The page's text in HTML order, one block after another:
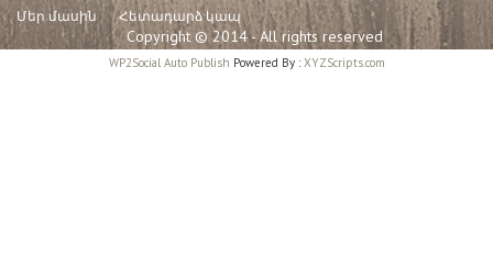
Մեր մասին Հետադարձ կապ
Copyright © 2014 - All rights reserved
WP2Social Auto Publish Powered By :XYZScripts.com